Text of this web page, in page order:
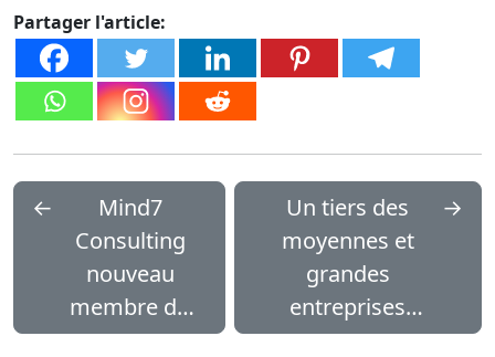
Partager l'article:
←
Mind7
Consulting
nouveau
membre du
Club Décision
Un tiers des
moyennes et
grandes
entreprises
françaises
→